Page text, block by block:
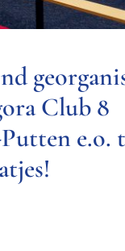
Club 8
e.o.